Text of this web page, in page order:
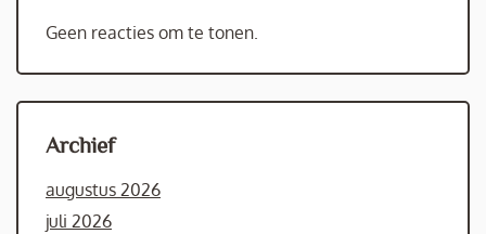
Geen reacties om te tonen.
Archief
augustus 2026
juli 2026